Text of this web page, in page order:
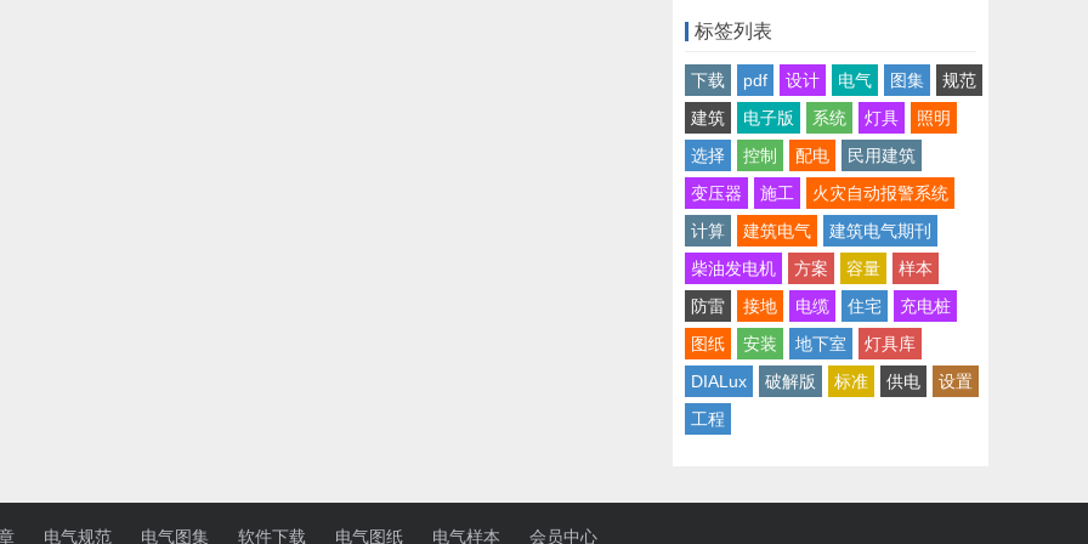
标签列表
下载 pdf 设计 电气 图集
规范
建筑
电子版 系统 灯具
照明
选择
控制 配电
民用建筑
变压器
施工
火灾自动报警系统
计算
建筑电气
建筑电气期刊
柴油发电机
方案 容量
样本
防雷
接地 电缆 住宅
充电桩
图纸
安装 地下室
灯具库
DIALux
破解版 标准 供电
设置
工程
电气规范 电气图集 软件下载 电气图纸 电气样本 会员中心